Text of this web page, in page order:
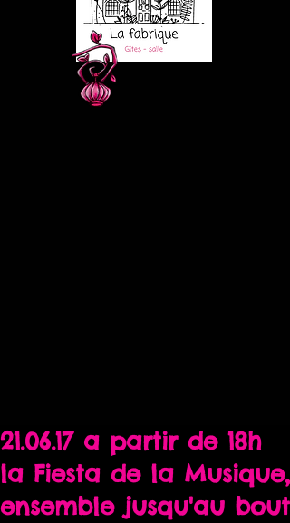
21.06.17 a partir de 18h
la Fiesta de la Musique,
ensemble jusqu'au bout